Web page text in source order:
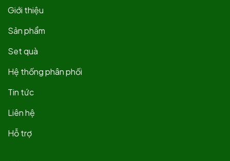
Giới thiệu
Sản phẩm
Set quà
Hệ thống phân phối
Tin tức
Liên hệ
Hỗ trợ